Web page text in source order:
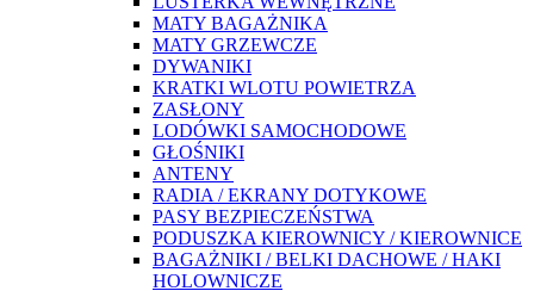
MATY BAGAŻNIKA
MATY GRZEWCZE
DYWANIKI
KRATKI WLOTU POWIETRZA
ZASŁONY
LODÓWKI SAMOCHODOWE
GŁOŚNIKI
ANTENY
RADIA / EKRANY DOTYKOWE
PASY BEZPIECZEŃSTWA
PODUSZKA KIEROWNICY / KIEROWNICE
BAGAŻNIKI / BELKI DACHOWE / HAKI
HOLOWNICZE